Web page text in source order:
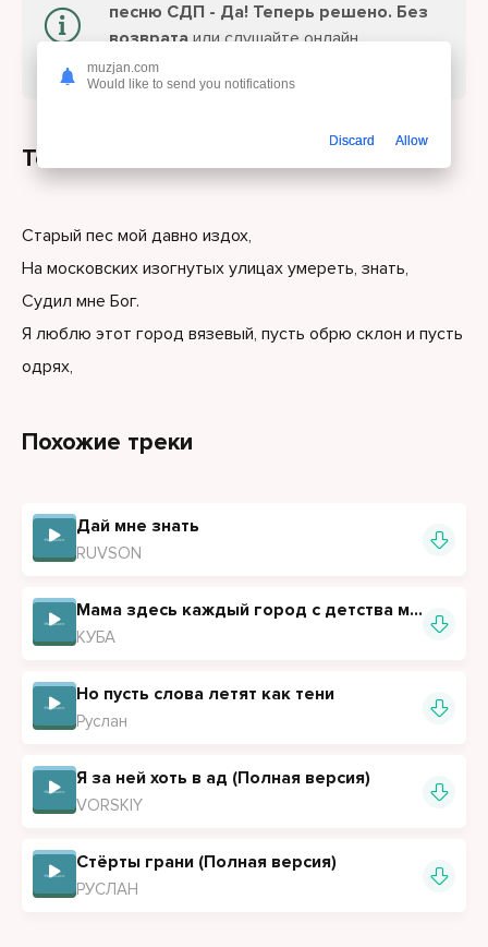
песню СДП - Да! Теперь решено. Без
возврата или слушайте онлайн
бесплатно.
Текст песни
Старый пес мой давно издох,
На московских изогнутых улицах умереть, знать,
Судил мне Бог.
Я люблю этот город вязевый, пусть обрю склон и пусть
одрях,
Похожие треки
Дай мне знать
RUVSON
Мама здесь каждый город с детства мне давно знакомый
КУБА
Но пусть слова летят как тени
Руслан
Я за ней хоть в ад (Полная версия)
VORSKIY
Стёрты грани (Полная версия)
РУСЛАН
muzjan.com
Would like to send you notifications
Discard Allow